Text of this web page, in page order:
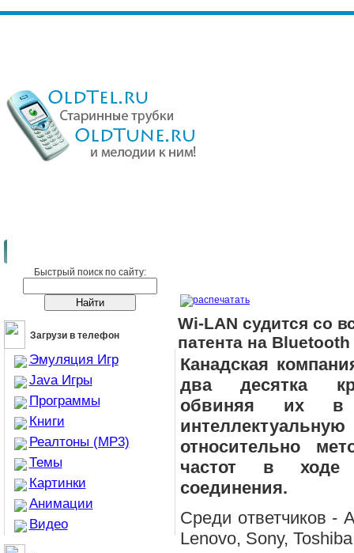
Быстрый поиск по сайту:
Загрузи в телефон
Эмуляция Игр
Java Игры
Программы
Книги
Реалтоны (MP3)
Темы
Картинки
Анимации
Видео
распечатать
Wi-LAN судится со
патента на Bluetooth
Канадская
два десятка
обвиняя их в
относительно
частот в ходе
соединения.
Среди ответчиков -
Lenovo, Sony,